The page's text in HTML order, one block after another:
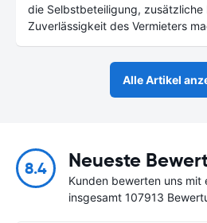
die Selbstbeteiligung, zusätzliche
Zuverlässigkeit des Vermieters
Alle Artikel
8.4 Neueste
Kunden bewerten uns mit
insgesamt 107913